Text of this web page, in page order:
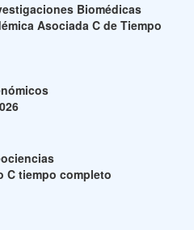
Biomédicas
Asociada C de Tiempo
C tiempo completo